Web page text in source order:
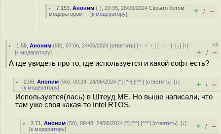
7.153 ,Аноним (-), 20:35, 26/06/2024Скрыто ботом-
модератором [к модератору] + / –
1.58 ,Аноним (58), 07:06, 24/06/2024 [ответить] [ ﹢﹢﹢] [ · · ·][↓] [↑]
[к модератору]
+3
+ / –
А где увидеть про то, где используется и какой софт есть?
2.68 ,Аноним (66), 09:24, 24/06/2024 [^] [^^] [^^^] [ответить][↓]
[к модератору] + / –
Используется(лась) в Штеуд ME. Но выше написали, что
там уже своя какая-то Intel RTOS.
3.71 ,Аноним (58), 09:48, 24/06/2024 [^] [^^] [^^^] [ответить][↓]
[к модератору] + / –